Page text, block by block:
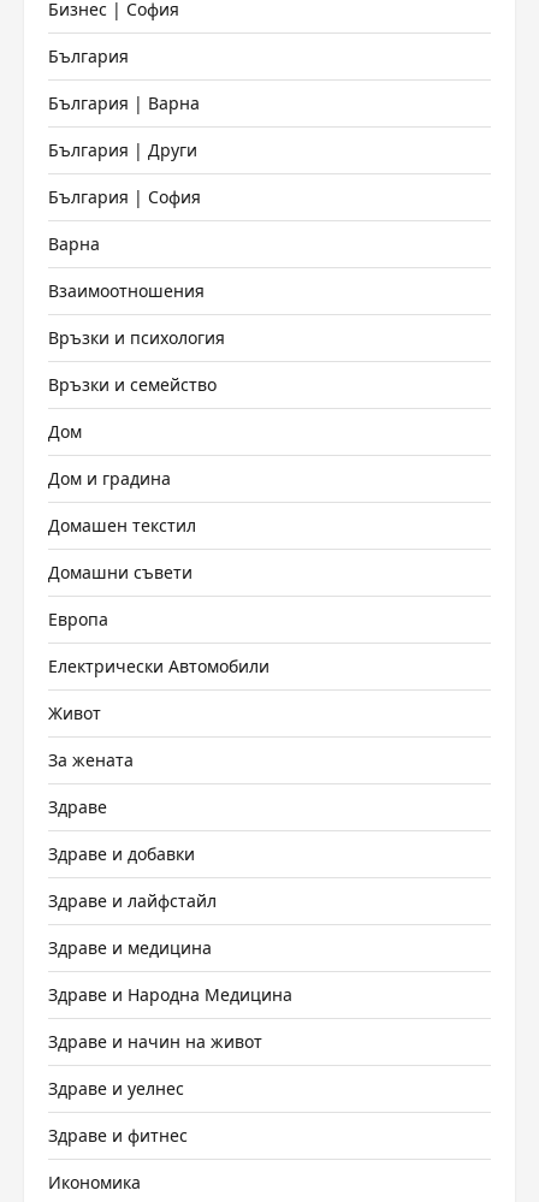
Бизнес | София
България
България | Варна
България | Други
България | София
Варна
Взаимоотношения
Връзки и психология
Връзки и семейство
Дом
Дом и градина
Домашен текстил
Домашни съвети
Европа
Електрически Автомобили
Живот
За жената
Здраве
Здраве и добавки
Здраве и лайфстайл
Здраве и медицина
Здраве и Народна Медицина
Здраве и начин на живот
Здраве и уелнес
Здраве и фитнес
Икономика